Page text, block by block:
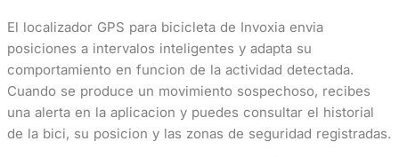
El localizador GPS para bicicleta de Invoxia envia
posiciones a intervalos inteligentes y adapta su
comportamiento en funcion de la actividad detectada.
Cuando se produce un movimiento sospechoso, recibes
una alerta en la aplicacion y puedes consultar el historial
de la bici, su posicion y las zonas de seguridad registradas.